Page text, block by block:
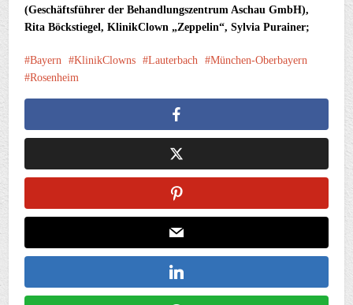
(Geschäftsführer der Behandlungszentrum Aschau GmbH),
Rita Böckstiegel, KlinikClown „Zeppelin“, Sylvia Purainer;
Bayern KlinikClowns Lauterbach
München-Oberbayern
Rosenheim